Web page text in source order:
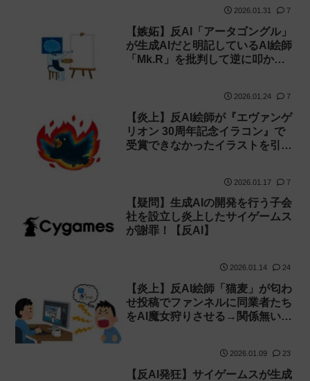
2026.01.31 7
【嫉妬】反AI「アータゴングル」
が生成AIだと明記しているAI絵師
「Mk.R」を批判して逆に叩かれ
2026.01.24 7
【炎上】反AI絵師が『エヴァンゲ
リオン 30周年記念イラコン』で
受賞できなかったイラストを引用
2026.01.17 7
【疑問】生成AIの開発を行う子会
社を設立し炎上したサイゲームス
が謝罪！【反AI】
2026.01.14 24
【炎上】反AI絵師「猫麦」が匂わ
せ投稿でファンネルに同業者たち
をAI魔女狩りさせる→関係無い人
2026.01.09 23
【反AI発狂】サイゲームスが生成